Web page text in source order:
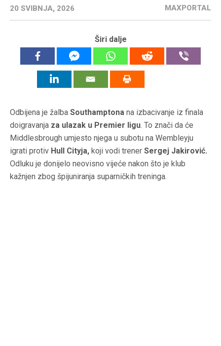
20 SVIBNJA, 2026 MAXPORTAL
Širi dalje
Odbijena je žalba Southamptona na izbacivanje iz finala
doigravanja za ulazak u Premier ligu. To znači da će
Middlesbrough umjesto njega u subotu na Wembleyju
igrati protiv Hull Cityja, koji vodi trener Sergej Jakirović.
Odluku je donijelo neovisno vijeće nakon što je klub
kažnjen zbog špijuniranja suparničkih treninga.